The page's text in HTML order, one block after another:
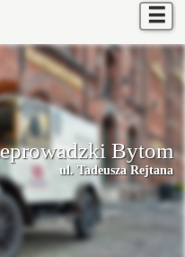
☰
Bytom
ul. Tadeusza Rejtana